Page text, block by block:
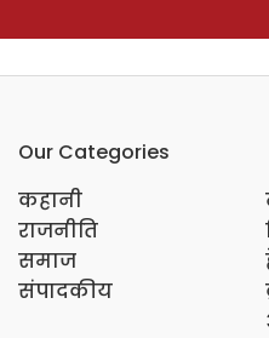
Our Categories
कहानी
राजनीति
समाज
संपादकीय